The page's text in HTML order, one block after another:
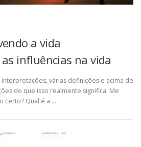
a vida
influências na vida
interpretações, várias definições e acima de
do que isso realmente significa. Me
certo? Qual é a …